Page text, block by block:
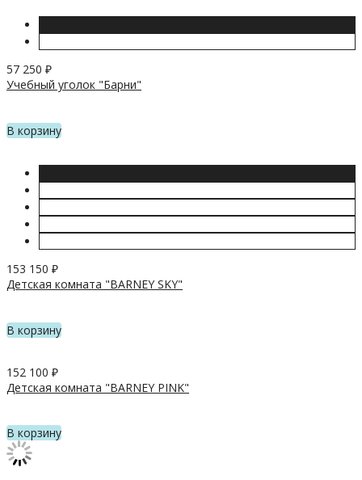
57 250 ₽
Учебный уголок "Барни"
В корзину
153 150 ₽
Детская комната "BARNEY SKY"
В корзину
152 100 ₽
Детская комната "BARNEY PINK"
В корзину